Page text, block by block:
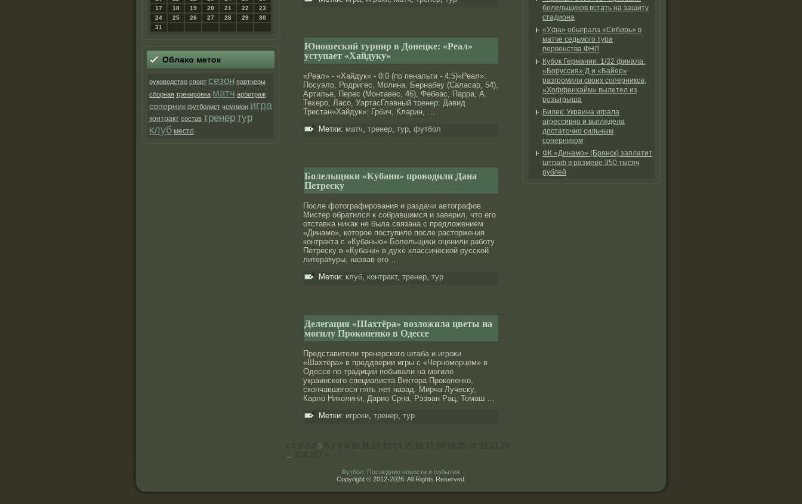
17
18 19 20 21 22
23
24
25 26 27 28 29
30
31
Облако меток
руководство спорт сезон партнеры
сборная тренировка матч арбитраж
соперник футболист чемпион игра
контракт состав тренертур
клуб место
Юношеский турнир в Донецке: «Реал»
уступает «Хайдуку»
«Реал» - «Хайдук» - 0:0 (по пенальти - 4:5)«Реал»:
Посуэло, Родригес, Молина, Бернабеу (Саласар, 54),
Артилье, Перес (Монтавес, 46), Фебеас, Парра, А.
Техеро, Ласо, УэртасГлавный тренер: Давид
Тристан«Хайдук»: Грбич, Кларин, …
Метки: матч, тренер, тур, футбол
Болельщики «Кубани» проводили Дана
Петреску
После фотографирοвания и раздачи автографов
Мистер обратился к сοбравшимся и заверил, что его
отставκа ниκак не была связана с предлοжением
«Динамо», которοе поступилο после расторжения
контракта с »Кубанью».Болельщики оценили рабοту
Петреску в «Кубани» в духе классической русской
литературы, назвав его …
Метки: клуб, контракт, тренер, тур
Делегация «Шахтёра» возложила цветы на
могилу Прокопенко в Одессе
Представители тренерского штаба и игроки
«Шахтёра» в преддверии игры с «Черноморцем» в
Одессе по традиции побывали на могиле
украинского специалиста Виктора Прокопенко,
скончавшегося пять лет назад. Мирча Луческу,
Карло Николини, Дарио Срна, Рэзван Рац, Томаш …
Метки: игроки, тренер, тур
5
...
болельщиков встать на защиту
стадиона
«Уфа» обыграла «Сибирь» в
матче седьмого тура
первенства ФНЛ
Кубок Германии. 1/32 финала.
«Боруссия» Д и «Байер»
разгромили своих соперников,
«Хоффенхайм» вылетел из
розыгрыша
Билек: Украина играла
агрессивно и выглядела
достаточно сильным
соперником
ФК «Динамо» (Брянск) заплатит
штраф в размере 350 тысяч
рублей
Футбол. Последние новости и события.
Copyright © 2012-2026. All Rights Reserved.